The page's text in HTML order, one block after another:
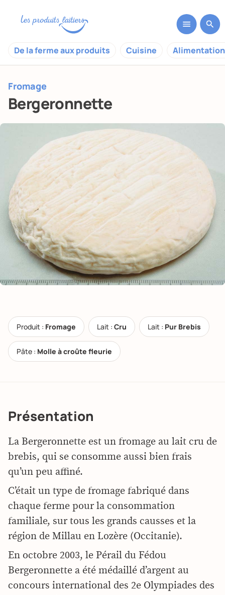
De la ferme aux produits Cuisine
Fromage
Bergeronnette
Produit : Fromage Lait : Cru Lait : Pur Brebis
Pâte : Molle à croûte fleurie
Présentation
La Bergeronnette est un fromage au lait cru de
brebis, qui se consomme aussi bien frais
qu’un peu affiné.
C’était un type de fromage fabriqué dans
chaque ferme pour la consommation
familiale, sur tous les grands causses et la
région de Millau en Lozère (Occitanie).
En octobre 2003, le Pérail du Fédou
Bergeronnette a été médaillé d’argent au
concours international des 2e Olympiades des